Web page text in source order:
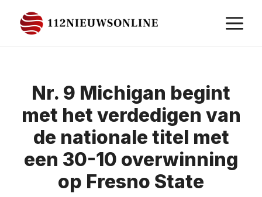
naar
de
Nr. 9 Michigan begint
met het verdedigen van
de nationale titel met
een 30-10 overwinning
op Fresno State